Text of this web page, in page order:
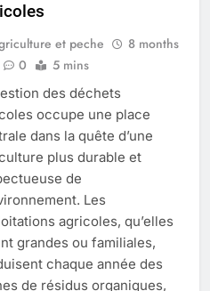
et peche
8 months
0 5 mins
des déchets
occupe une place
dans la quête d’une
plus durable et
de
Les
agricoles, qu’elles
grandes ou familiales,
chaque année des
de résidus organiques,